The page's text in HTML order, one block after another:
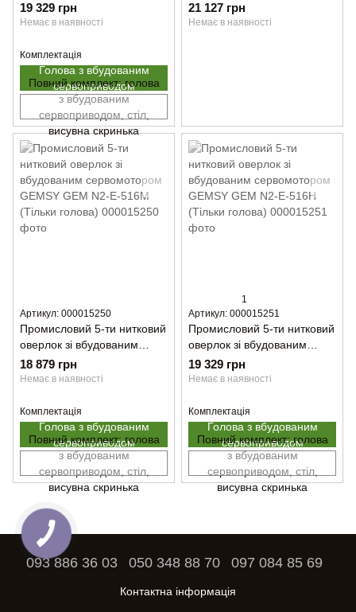
19 329 грн
Немає в наявності
Комплектація
Голова з вбудованим
сервоприводом
Повний комплект: голова
з вбудованим
сервоприводом, стіл,
висувна скринька
21 127 грн
Немає в наявності
Артикул: 000015250
Промисловий 5-ти нитковий
оверлок зі вбудованим
сервомотором GEMSY GEM
N2-E-516M (Тільки голова)
18 879 грн
Немає в наявності
Комплектація
Голова з вбудованим
сервоприводом
Повний комплект: голова
з вбудованим
сервоприводом, стіл,
висувна скринька
1
Артикул: 000015251
Промисловий 5-ти нитковий
оверлок зі вбудованим
сервомотором GEMSY GEM
N2-E-516H (Тільки голова)
19 329 грн
Немає в наявності
Комплектація
Голова з вбудованим
сервоприводом
Повний комплект: голова
з вбудованим
сервоприводом, стіл,
висувна скринька
093 886 36 03 050 348 88 70 097 084 85 69
Контактна інформація